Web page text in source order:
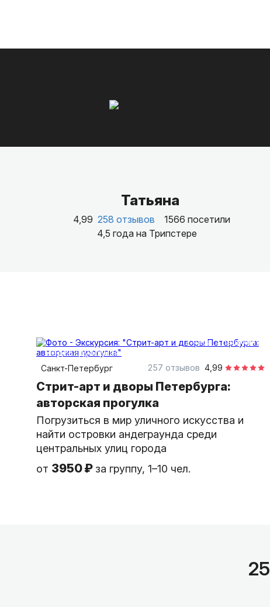
Татьяна
4,99 258 отзывов
1566 посетили
4,5 года на Трипстере
2 часа
пешком
индивидуальная
Санкт-Петербург
4,99
257 отзывов
Стрит-арт и дворы Петербурга:
авторская прогулка
Погрузиться в мир уличного искусства и
найти островки андеграунда среди
центральных улиц города
от 3950 ₽ за группу, 1–10 чел.